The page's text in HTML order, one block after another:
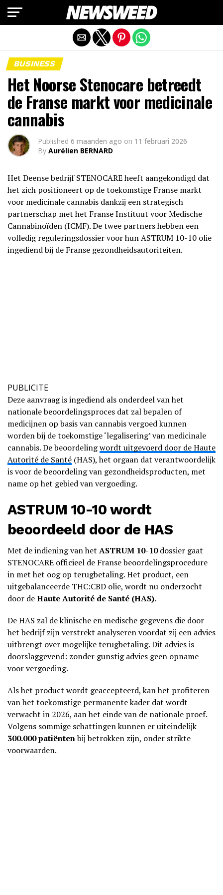
BUSINESS
Het Noorse Stenocare betreedt
de Franse markt voor medicinale
cannabis
Published 6 maanden ago on 11 februari 2026
By Aurélien BERNARD
Het Deense bedrijf STENOCARE heeft aangekondigd dat
het zich positioneert op de toekomstige Franse markt
voor medicinale cannabis dankzij een strategisch
partnerschap met het Franse Instituut voor Medische
Cannabinoïden (ICMF). De twee partners hebben een
volledig reguleringsdossier voor hun ASTRUM 10-10 olie
ingediend bij de Franse gezondheidsautoriteiten.
PUBLICITE
Deze aanvraag is ingediend als onderdeel van het
nationale beoordelingsproces dat zal bepalen of
medicijnen op basis van cannabis vergoed kunnen
worden bij de toekomstige ‘legalisering’ van medicinale
cannabis. De beoordelingwordt uitgevoerd door de Haute
Autorité de Santé (HAS), het orgaan dat verantwoordelijk
is voor de beoordeling van gezondheidsproducten, met
name op het gebied van vergoeding.
ASTRUM 10-10 wordt
beoordeeld door de HAS
Met de indiening van het ASTRUM 10-10dossier gaat
STENOCARE officieel de Franse beoordelingsprocedure
in met het oog op terugbetaling. Het product, een
uitgebalanceerde THC:CBD olie, wordt nu onderzocht
door deHaute Autorité de Santé (HAS).
De HAS zal de klinische en medische gegevens die door
het bedrijf zijn verstrekt analyseren voordat zij een advies
uitbrengt over mogelijke terugbetaling. Dit advies is
doorslaggevend: zonder gunstig advies geen opname
voor vergoeding.
Als het product wordt geaccepteerd, kan het profiteren
van het toekomstige permanente kader dat wordt
verwacht in 2026, aan het einde van de nationale proef.
Volgens sommige schattingen kunnen er uiteindelijk
300.000 patiëntenbij betrokken zijn, onder strikte
voorwaarden.
Mobiele versie afsluiten